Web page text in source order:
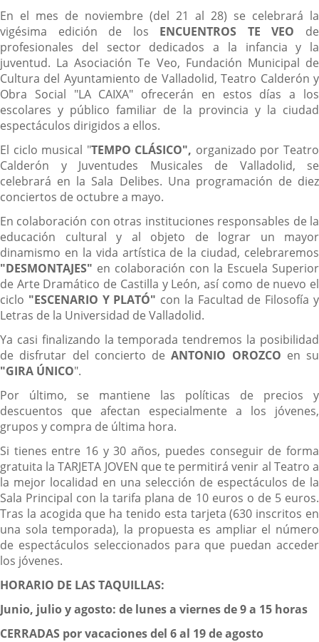
En el mes de noviembre (del 21 al 28) se celebrará la
vigésima edición de los ENCUENTROS TE VEO de
profesionales del sector dedicados a la infancia y la
juventud. La Asociación Te Veo, Fundación Municipal de
Cultura del Ayuntamiento de Valladolid, Teatro Calderón y
Obra Social "LA CAIXA" ofrecerán en estos días a los
escolares y público familiar de la provincia y la ciudad
espectáculos dirigidos a ellos.
El ciclo musical "TEMPO CLÁSICO", organizado por Teatro
Calderón y Juventudes Musicales de Valladolid, se
celebrará en la Sala Delibes. Una programación de diez
conciertos de octubre a mayo.
En colaboración con otras instituciones responsables de la
educación cultural y al objeto de lograr un mayor
dinamismo en la vida artística de la ciudad, celebraremos
"DESMONTAJES" en colaboración con la Escuela Superior
de Arte Dramático de Castilla y León, así como de nuevo el
ciclo "ESCENARIO Y PLATÓ" con la Facultad de Filosofía y
Letras de la Universidad de Valladolid.
Ya casi finalizando la temporada tendremos la posibilidad
de disfrutar del concierto deANTONIO OROZCO en su
"GIRA ÚNICO".
Por último, se mantiene las políticas de precios y
descuentos que afectan especialmente a los jóvenes,
grupos y compra de última hora.
Si tienes entre 16 y 30 años, puedes conseguir de forma
gratuita la TARJETA JOVEN que te permitirá venir al Teatro a
la mejor localidad en una selección de espectáculos de la
Sala Principal con la tarifa plana de 10 euros o de 5 euros.
Tras la acogida que ha tenido esta tarjeta (630 inscritos en
una sola temporada), la propuesta es ampliar el número
de espectáculos seleccionados para que puedan acceder
los jóvenes.
HORARIO DE LAS TAQUILLAS:
Junio, julio y agosto: de lunes a viernes de 9 a 15 horas
CERRADAS por vacaciones del 6 al 19 de agosto